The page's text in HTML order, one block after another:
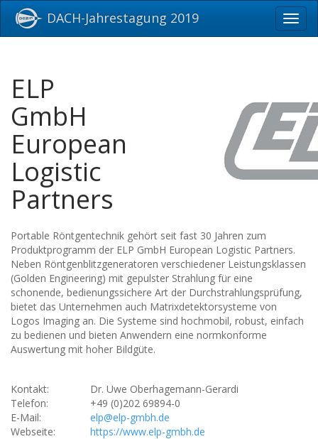
DACH-Jahrestagung 2019
ELP
GmbH
European
Logistic
Partners
Portable Röntgentechnik gehört seit fast 30 Jahren zum
Produktprogramm der ELP GmbH European Logistic Partners.
Neben Röntgenblitzgeneratoren verschiedener Leistungsklassen
(Golden Engineering) mit gepulster Strahlung für eine
schonende, bedienungssichere Art der Durchstrahlungsprüfung,
bietet das Unternehmen auch Matrixdetektorsysteme von
Logos Imaging an. Die Systeme sind hochmobil, robust, einfach
zu bedienen und bieten Anwendern eine normkonforme
Auswertung mit hoher Bildgüte.
Kontakt:
Dr. Uwe Oberhagemann-Gerardi
Telefon:
+49 (0)202 69894-0
E-Mail:
elp@elp-gmbh.de
Webseite:
https://www.elp-gmbh.de